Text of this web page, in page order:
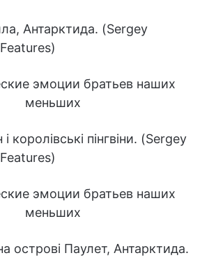
Антарктида. (Sergey
королівські пінгвіни. (Sergey
острові Паулет, Антарктида.